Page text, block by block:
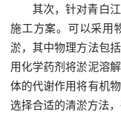
其次，针对青白
施工方案。可以采用
淤，其中物理方法包
用化学药剂将淤泥溶
体的代谢作用将有机
选择合适的清淤方法